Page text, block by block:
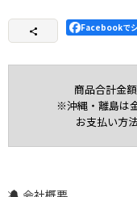
Facebookで
商品合計金
※沖縄・離島は
お支払い方